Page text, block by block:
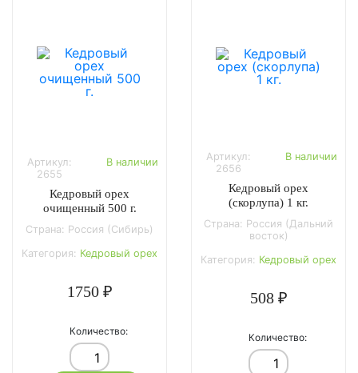
Артикул:
2655
В наличии
Кедровый орех
очищенный 500 г.
Страна: Россия (Сибирь)
Категория: Кедровый орех
1750 ₽
Количество:
Артикул:
2656
В наличии
Кедровый орех
(скорлупа) 1 кг.
Страна: Россия (Дальний
восток)
Категория: Кедровый орех
508 ₽
Количество: